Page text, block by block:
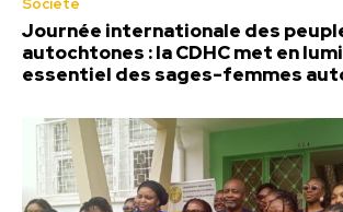
Société
Journée internationale des
autochtones : la CDHC met en
essentiel des sages-femmes